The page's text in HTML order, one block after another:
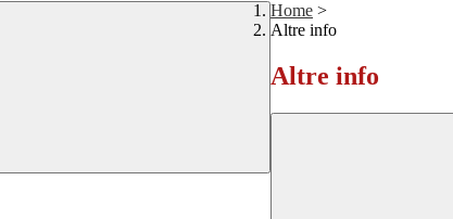
Home >
Altre info
Altre info